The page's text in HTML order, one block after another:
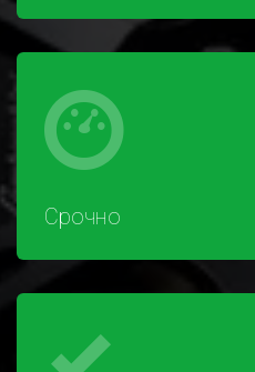
Срочно